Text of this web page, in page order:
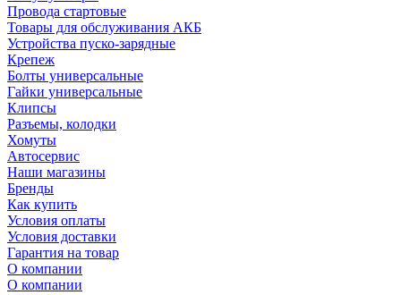
Провода стартовые
Товары для обслуживания АКБ
Устройства пуско-зарядные
Крепеж
Болты универсальные
Гайки универсальные
Клипсы
Разъемы, колодки
Хомуты
Автосервис
Наши магазины
Бренды
Как купить
Условия оплаты
Условия доставки
Гарантия на товар
О компании
О компании